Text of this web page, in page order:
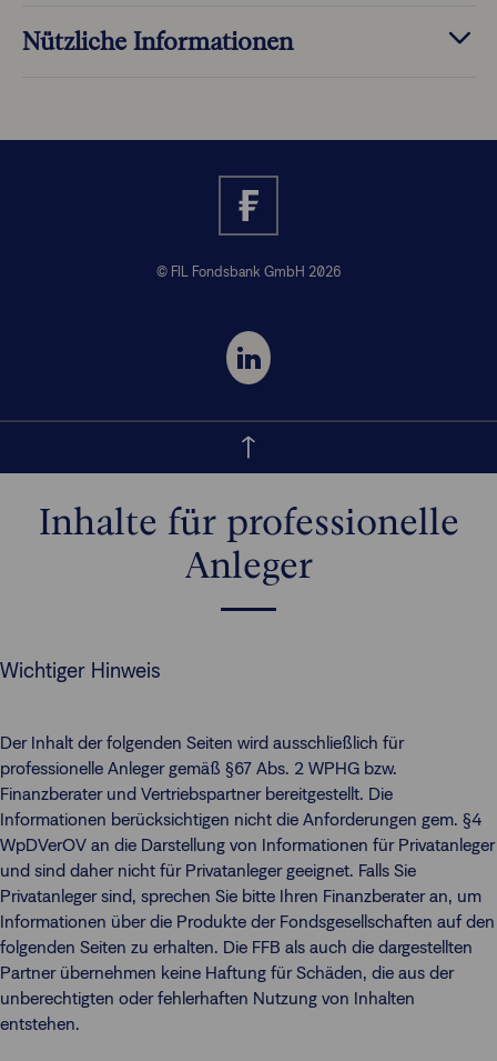
Nützliche Informationen
© FIL Fondsbank GmbH 2026
Inhalte für professionelle
Anleger
Wichtiger Hinweis
Der Inhalt der folgenden Seiten wird ausschließlich für
professionelle Anleger gemäß §67 Abs. 2 WPHG bzw.
Finanzberater und Vertriebspartner bereitgestellt. Die
Informationen berücksichtigen nicht die Anforderungen gem. §4
WpDVerOV an die Darstellung von Informationen für Privatanleger
und sind daher nicht für Privatanleger geeignet. Falls Sie
Privatanleger sind, sprechen Sie bitte Ihren Finanzberater an, um
Informationen über die Produkte der Fondsgesellschaften auf den
folgenden Seiten zu erhalten. Die FFB als auch die dargestellten
Partner übernehmen keine Haftung für Schäden, die aus der
unberechtigten oder fehlerhaften Nutzung von Inhalten
entstehen.